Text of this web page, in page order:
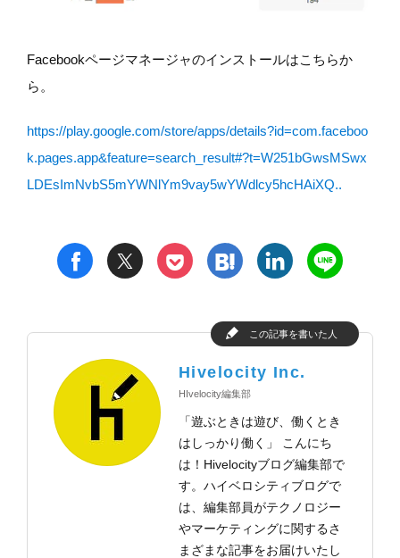
Facebookページマネージャのインストールはこちらか
ら。
https://play.google.com/store/apps/details?id=com.faceboo
k.pages.app&feature=search_result#?t=W251bGwsMSwx
LDEsImNvbS5mYWNlYm9vay5wYWdlcy5hcHAiXQ..
f t p h l n
この記事を書いた人
Hivelocity Inc.
HIvelocity編集部
「遊ぶときは遊び、働くとき
はしっかり働く」 こんにち
は！Hivelocityブログ編集部で
す。ハイベロシティブログで
は、編集部員がテクノロジー
やマーケティングに関するさ
まざまな記事をお届けいたし